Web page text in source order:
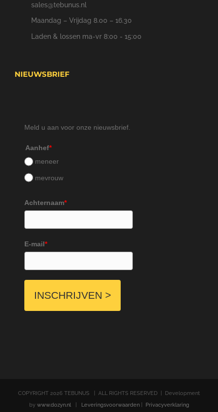
sales@tebunus.nl
Maandag – Vrijdag 8.00 – 16.30
Laden & lossen ma-vr 8:00 - 15:00
NIEUWSBRIEF
Meld u aan voor onze nieuwsbrief.
Aanhef*
meneer
mevrouw
Achternaam*
E-mail*
INSCHRIJVEN >
COPYRIGHT 2026 TEBUNUS | ALL RIGHTS RESERVED | Development
by www.dozyn.nl| Leveringsvoorwaarden| Privacyverklaring